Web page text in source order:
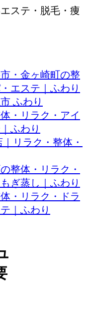
ステ・脱毛・痩
・金ヶ崎町の整
エステ｜ふわり
ふわり
・リラク・アイ
ふわり
リラク・整体・
整体・リラク・
ぎ蒸し｜ふわり
・リラク・ドラ
｜ふわり